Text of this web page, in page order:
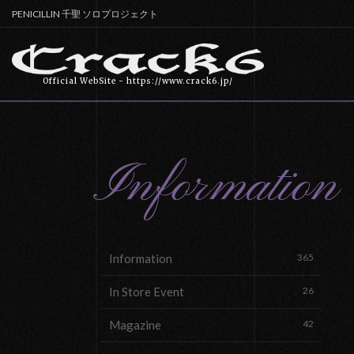
PENICILLIN 千聖 ソロプロジェクト
Official WebSite - https://www.crack6.jp/
Information
Information 365
In Store Event 26
Magazine 42